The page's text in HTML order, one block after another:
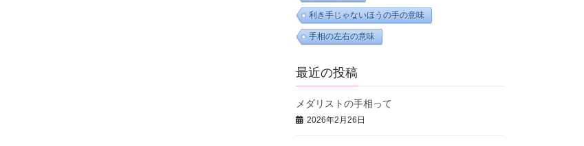
利き手じゃないほうの手の意味
手相の左右の意味
最近の投稿
メダリストの手相って
2026年2月26日